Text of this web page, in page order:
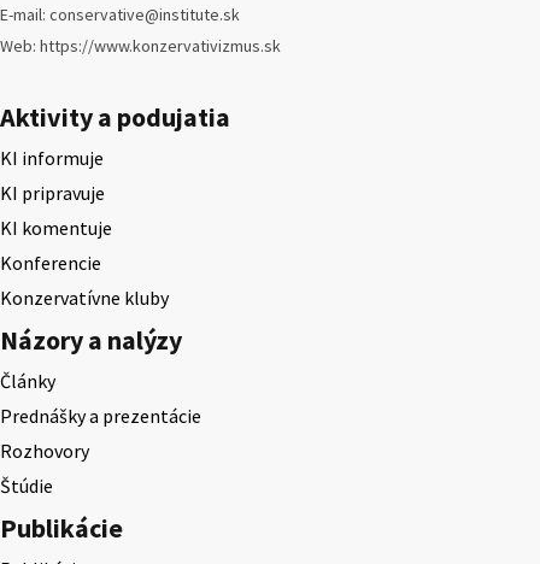
E-mail: conservative@institute.sk
Web: https://www.konzervativizmus.sk
Aktivity a podujatia
KI informuje
KI pripravuje
KI komentuje
Konferencie
Konzervatívne kluby
Názory a nalýzy
Články
Prednášky a prezentácie
Rozhovory
Štúdie
Publikácie